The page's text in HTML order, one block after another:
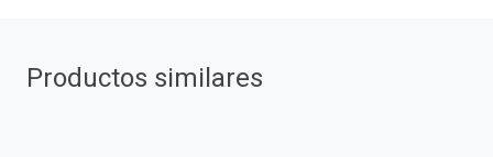
Productos similares